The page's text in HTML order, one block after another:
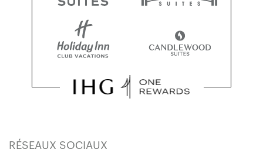
RÉSEAUX SOCIAUX